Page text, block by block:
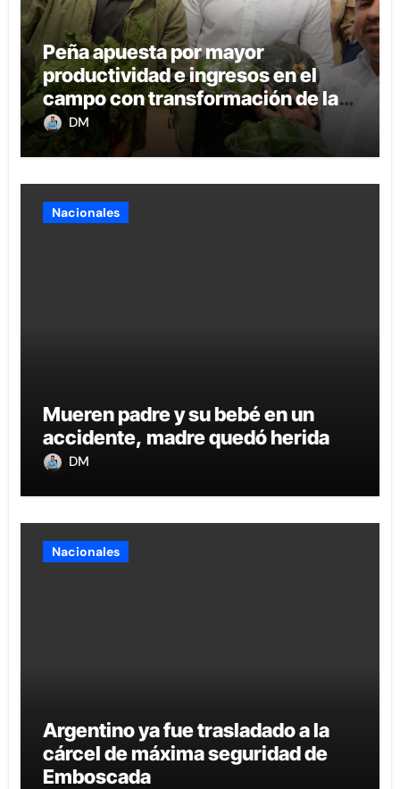
Peña apuesta por mayor
productividad e ingresos en el
campo con transformación de la
agricultura familiar
DM
Nacionales
Mueren padre y su bebé en un
accidente, madre quedó herida
DM
Nacionales
Argentino ya fue trasladado a la
cárcel de máxima seguridad de
Emboscada